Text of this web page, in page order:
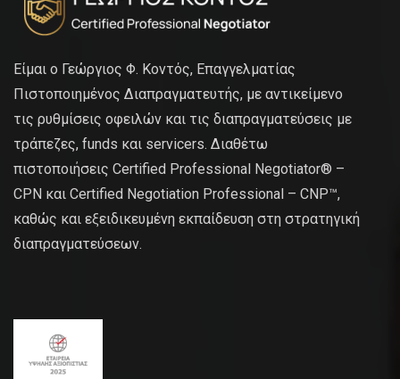
Είμαι ο Γεώργιος Φ. Κοντός, Επαγγελματίας
Πιστοποιημένος Διαπραγματευτής, με αντικείμενο
τις ρυθμίσεις οφειλών και τις διαπραγματεύσεις με
τράπεζες, funds και servicers. Διαθέτω
πιστοποιήσεις Certified Professional Negotiator® –
CPN και Certified Negotiation Professional – CNP™,
καθώς και εξειδικευμένη εκπαίδευση στη στρατηγική
διαπραγματεύσεων.